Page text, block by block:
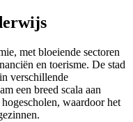
met bloeiende sectoren
en toerisme. De stad
verschillende
een breed scala aan
waardoor het